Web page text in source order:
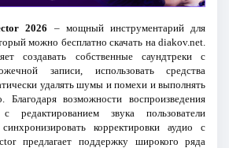
2026 – мощный инструментарий для
можно бесплатно скачать на diakov.net.
создавать собственные саундтреки с
записи, использовать средства
удалять шумы и помехи и выполнять
Благодаря возможности воспроизведения
редактированием звука пользователи
корректировки аудио с
предлагает поддержку широкого ряда